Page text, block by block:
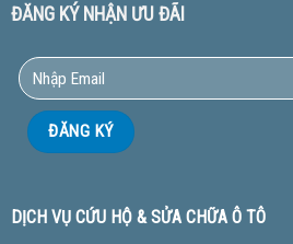
ĐĂNG KÝ NHẬN ƯU ĐÃI
DỊCH VỤ CỨU HỘ & SỬA CHỮA Ô TÔ